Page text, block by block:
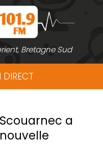
Bretagne Sud
a